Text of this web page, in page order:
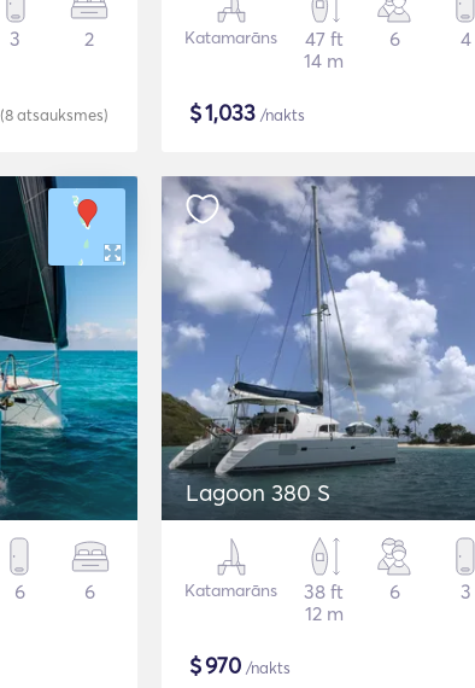
3 2
(8atsauksmes)
Katamarāns
47 ft
14 m
6 4
$1,033 /nakts
6 6
Lagoon 380 S
Katamarāns
38 ft
12 m
6 3
$970 /nakts